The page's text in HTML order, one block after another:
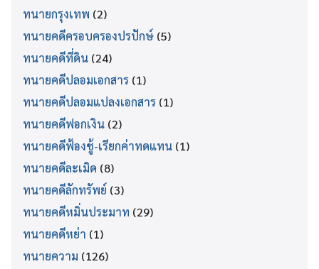
ทนายกรุงเทพ (2)
ทนายคดีครอบครองปรปักษ์ (5)
ทนายคดีที่ดิน (24)
ทนายคดีปลอมเอกสาร (1)
ทนายคดีปลอมแปลงเอกสาร (1)
ทนายคดีฟอกเงิน (2)
ทนายคดีฟ้องชู้-เรียกค่าทดแทน (1)
ทนายคดีละเมิด (8)
ทนายคดีลักทรัพย์ (3)
ทนายคดีหมิ่นประมาท (29)
ทนายคดีหย่า (1)
ทนายความ (126)